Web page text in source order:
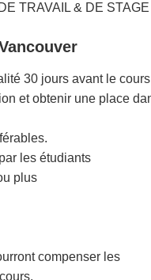
TRAVAIL & DE STAGE
30 jours avant le cours
et obtenir une place
les étudiants
plus
compenser les